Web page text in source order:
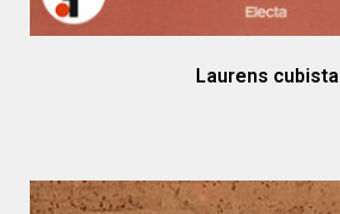
Laurens cubista